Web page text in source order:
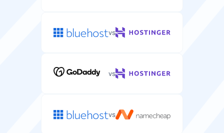
vs
vs
vs